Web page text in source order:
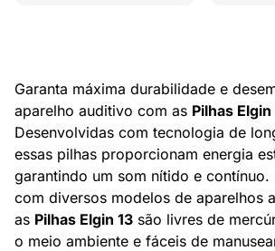
Garanta máxima durabilidade e
aparelho auditivo com as Pilhas Elgin
Desenvolvidas com tecnologia de
essas pilhas proporcionam energia
garantindo um som nítido e contínuo.
com diversos modelos de aparelhos
as Pilhas Elgin 13 são livres de
o meio ambiente e fáceis de